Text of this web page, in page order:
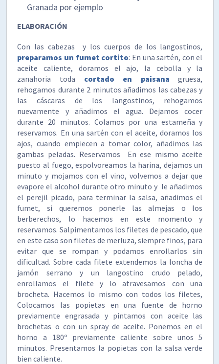
Granada por ejemplo
ELABORACIÓN
Con las cabezas y los cuerpos de los langostinos,
preparamos un fumet cortito: En una sartén, con el
aceite caliente, doramos el ajo, la cebolla y la
zanahoria toda cortado en paisana gruesa,
rehogamos durante 2 minutos añadimos las cabezas y
las cáscaras de los langostinos, rehogamos
nuevamente y añadimos el agua. Dejamos cocer
durante 20 minutos. Colamos por una estameña y
reservamos. En una sartén con el aceite, doramos los
ajos, cuando empiecen a tomar color, añadimos las
gambas peladas. Reservamos En ese mismo aceite
puesto al fuego, espolvoreamos la harina, dejamos un
minuto y mojamos con el vino, volvemos a dejar que
evapore el alcohol durante otro minuto y le añadimos
el perejil picado, para terminar la salsa, añadimos el
fumet, si queremos ponerle las almejas o los
berberechos, lo hacemos en este momento y
reservamos. Salpimentamos los filetes de pescado, que
en este caso son filetes de merluza, siempre finos, para
evitar que se rompan y podamos enrollarlos sin
dificultad. Sobre cada filete extendemos la loncha de
jamón serrano y un langostino crudo pelado,
enrollamos el filete y lo atravesamos con una
brocheta. Hacemos lo mismo con todos los filetes,
Colocamos las popietas en una fuente de horno
previamente engrasada y pintamos con aceite las
brochetas o con un spray de aceite. Ponemos en el
horno a 180º previamente caliente sobre unos 5
minutos. Presentamos la popietas con la salsa verde
bien caliente.